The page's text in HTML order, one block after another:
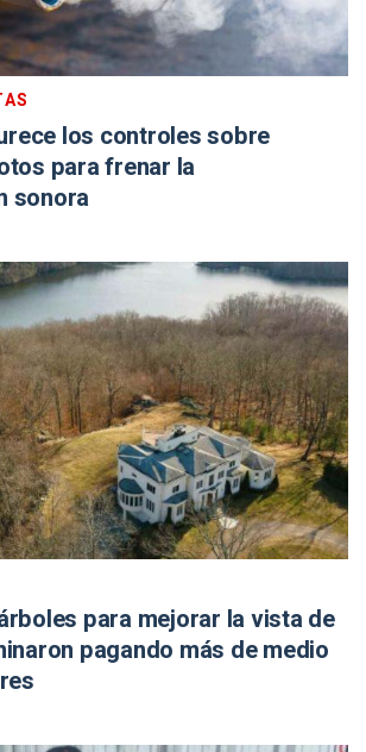
los controles sobre
para frenar la
sonora
para mejorar la vista de
pagando más de medio